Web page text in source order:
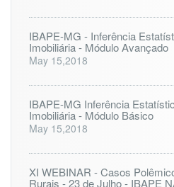
IBAPE-MG - Inferência
Imobiliária - Módulo Avançado
May 15,2018
IBAPE-MG Inferência
Imobiliária - Módulo Básico
May 15,2018
XI WEBINAR - Casos
Rurais - 23 de Julho - IBAPE